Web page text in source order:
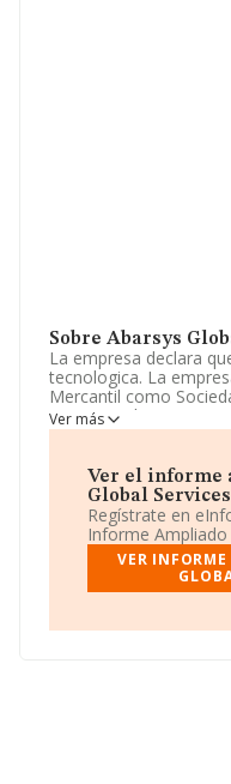
Sobre Abarsys
La empresa declara
tecnologica. La
Mercantil como
corresponde a 7120
técnicos'. La sociedad
En base a la
Comisión, de 6 de
microempresas,
compañía se puede
relación con el
24% en ventas. En el
la información a
Ver más
Ver el informe
Global Services
Regístrate en
Informe
VER